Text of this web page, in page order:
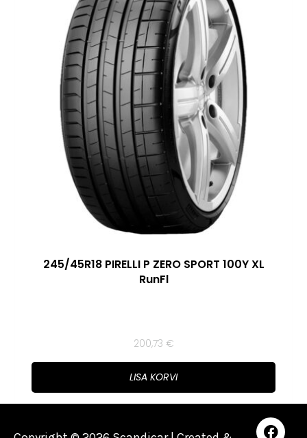
245/45R18 PIRELLI P ZERO SPORT 100Y XL
RunFl
200,73 €
LISA KORVI